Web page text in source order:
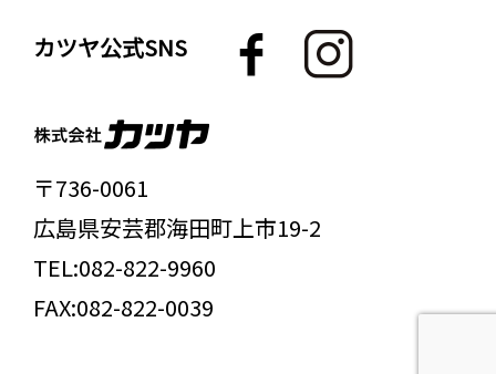
カツヤ公式SNS
o
I
n
r
〒736-0061
広島県安芸郡海田町上市19-2
TEL:082-822-9960
FAX:082-822-0039